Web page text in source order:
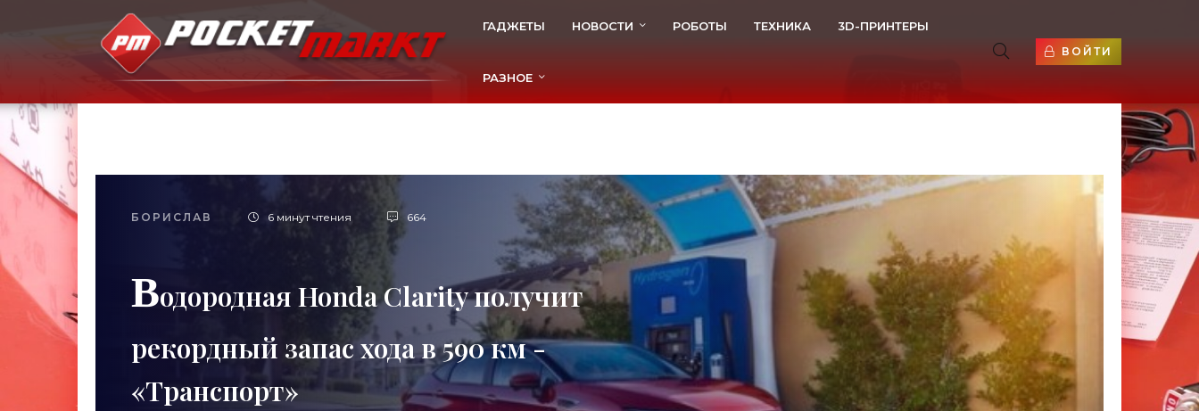
ГАДЖЕТЫ НОВОСТИ РОБОТЫ ТЕХНИКА 3D-ПРИНТЕРЫ
РАЗНОЕ
ВОЙТИ
БОРИСЛАВ 6 минут чтения 664
Водородная Honda Clarity получит
рекордный запас хода в 590 км -
«Транспорт»